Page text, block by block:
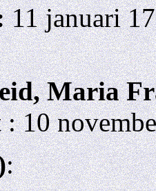
11 januari
Maria
: 10
: